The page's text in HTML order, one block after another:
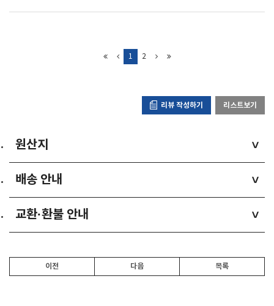
1 2
리뷰 작성하기 리스트보기
원산지 >
배송 안내 >
교환·환불 안내 >
이전 다음 목록